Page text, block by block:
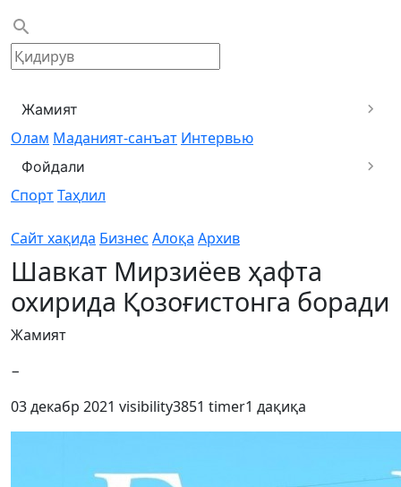
Жамият
Олам Маданият-санъат Интервью
Фойдали
СпортТаҳлил
Сайт хақида Бизнес Алоқа Архив
Шавкат Мирзиёев ҳафта
охирида Қозоғистонга боради
Жамият
−
03 декабр 2021 visibility3851 timer1 дақиқа